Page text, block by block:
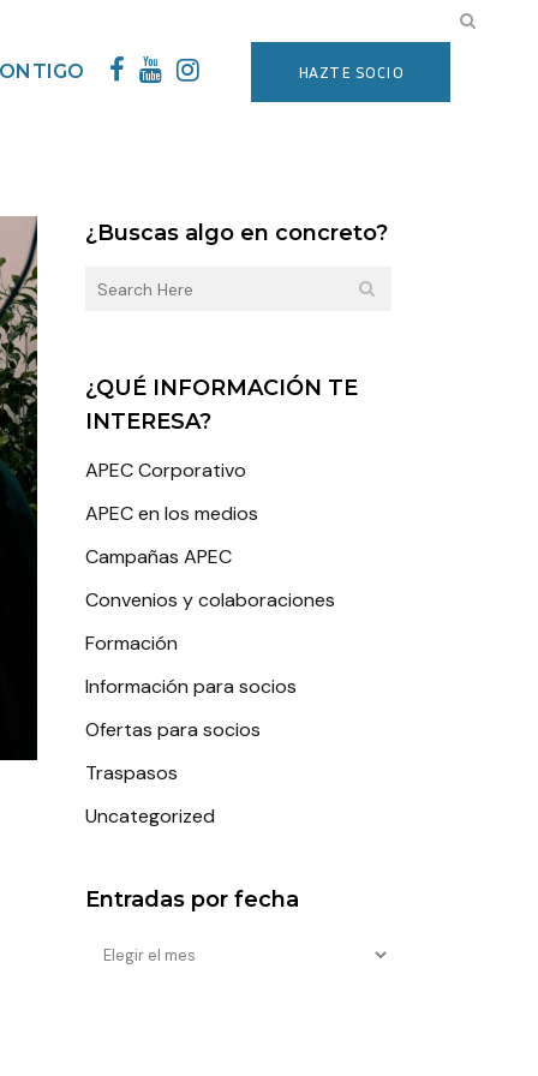
HAZTE SOCIO
¿Buscas algo en concreto?
¿QUÉ INFORMACIÓN TE
INTERESA?
APEC Corporativo
APEC en los medios
Campañas APEC
Convenios y colaboraciones
Formación
Información para socios
Ofertas para socios
Traspasos
Uncategorized
Entradas por fecha
Entradas